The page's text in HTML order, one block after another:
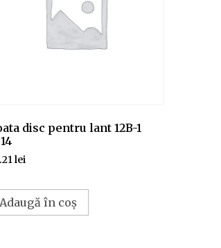
disc pentru lant 12B-1
lei
Adaugă în coș